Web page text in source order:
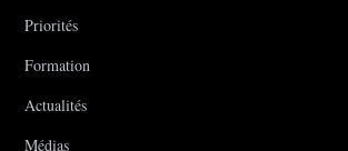
Priorités
Formation
Actualités
Médias